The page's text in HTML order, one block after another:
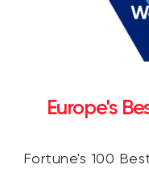
Europe's
Fortune's 100